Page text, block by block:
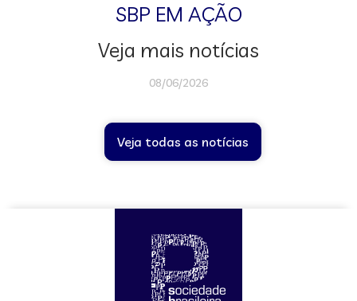
SBP EM AÇÃO
Veja mais notícias
08/06/2026
Veja todas as notícias